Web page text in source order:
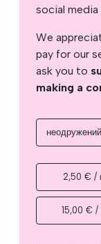
social
We
pay for our
ask you to
making a
неодружений
2,50 € /
15,00 € /